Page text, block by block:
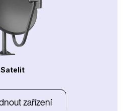
Satelit
zařízení